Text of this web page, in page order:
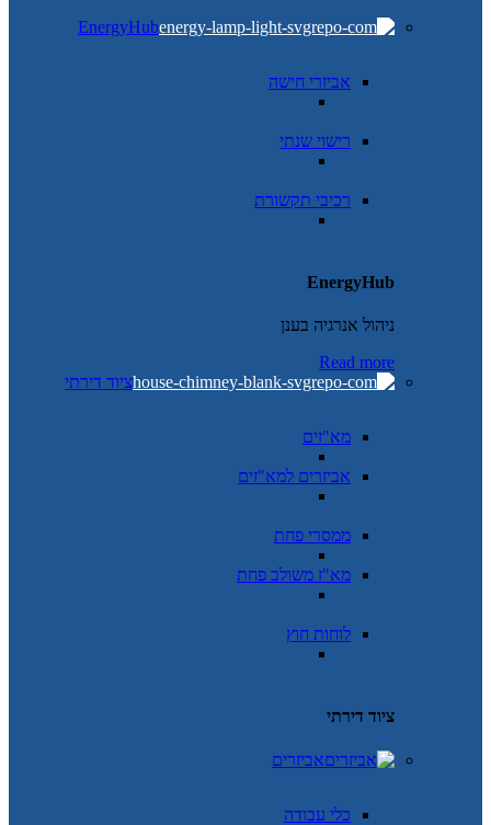
EnergyHub
אביזרי חישה
רישוי שנתי
רכיבי תקשורת
EnergyHub
ניהול אנרגיה בענן
Read more
ציוד דירתי
מא"זים
אביזרים למא"זים
ממסרי פחת
מא"ז משולב פחת
לוחות חוץ
ציוד דירתי
אביזרים
כלי עבודה